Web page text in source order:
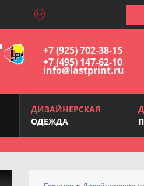
+7 (925) 702-38-15
+7 (495) 147-62-10
info@lastprint.ru
ДИЗАЙНЕРСКАЯ
ОДЕЖДА